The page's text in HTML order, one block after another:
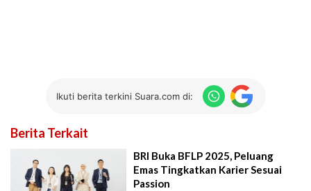
Ikuti berita terkini Suara.com di:
Berita Terkait
BRI Buka BFLP 2025, Peluang
Emas Tingkatkan Karier Sesuai
Passion